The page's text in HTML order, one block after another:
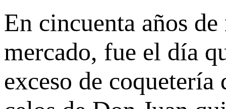
En cincuenta años
mercado, fue el día
exceso de